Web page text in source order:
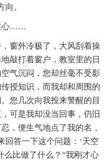
。
心……
窗外冷极了，大风刮着操
敲打着窗户，教室里的日
气沉闷，您却丝毫不受影
授知识，而我却和周围的
您几次向我投来警醒的目
可是我却没当回事，仍旧
，便生气地点了我的名，
回答一下这个问题：‘天空
么比做了什么？”我刚才心